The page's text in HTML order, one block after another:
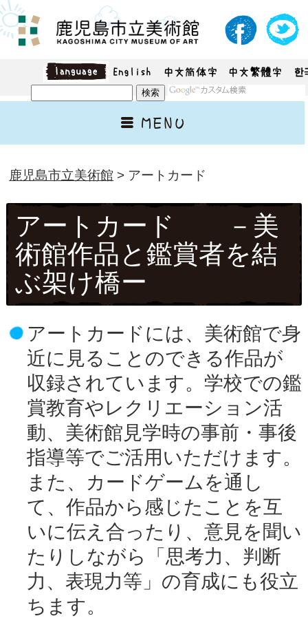
鹿児島市立美術館 > アートカード
アートカード －美
術館作品と鑑賞者を結
ぶ架け橋ー
アートカードには、美術館で身
近に見ることのできる作品が
収録されています。学校での鑑
賞教育やレクリエーション活
動、美術館見学時の事前・事後
指導等でご活用いただけます。
また、カードゲームを通し
て、作品から感じたことを互
いに伝え合ったり、意見を聞い
たりしながら「思考力、判断
力、表現力等」の育成にも役立
ちます。